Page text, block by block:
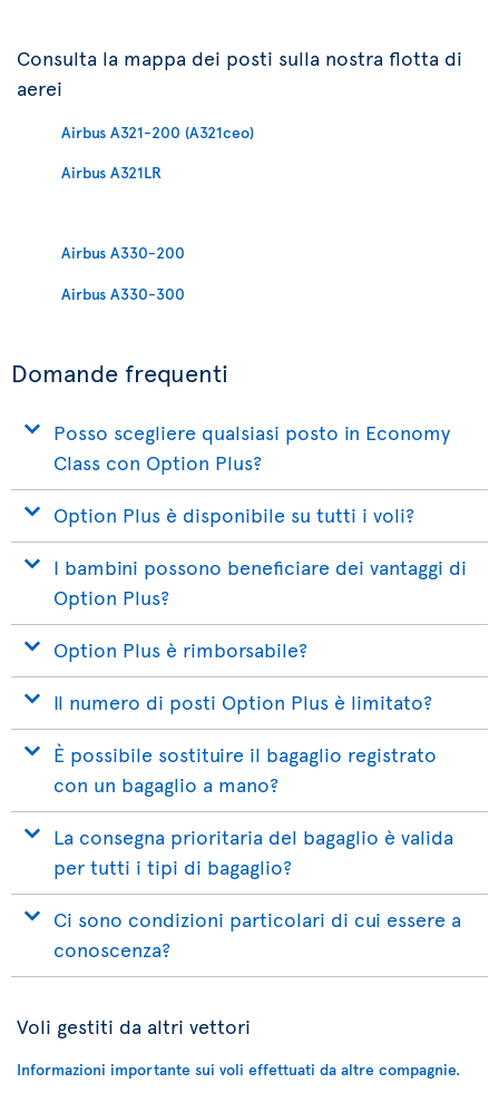
Consulta la mappa dei posti sulla nostra flotta di
aerei
Airbus A321-200 (A321ceo)
Airbus A321LR
Airbus A330-200
Airbus A330-300
Domande frequenti
Posso scegliere qualsiasi posto in Economy
Class con Option Plus?
Option Plus è disponibile su tutti i voli?
I bambini possono beneficiare dei vantaggi di
Option Plus?
Option Plus è rimborsabile?
Il numero di posti Option Plus è limitato?
È possibile sostituire il bagaglio registrato
con un bagaglio a mano?
La consegna prioritaria del bagaglio è valida
per tutti i tipi di bagaglio?
Ci sono condizioni particolari di cui essere a
conoscenza?
Voli gestiti da altri vettori
Informazioni importante sui voli effettuati da altre compagnie.